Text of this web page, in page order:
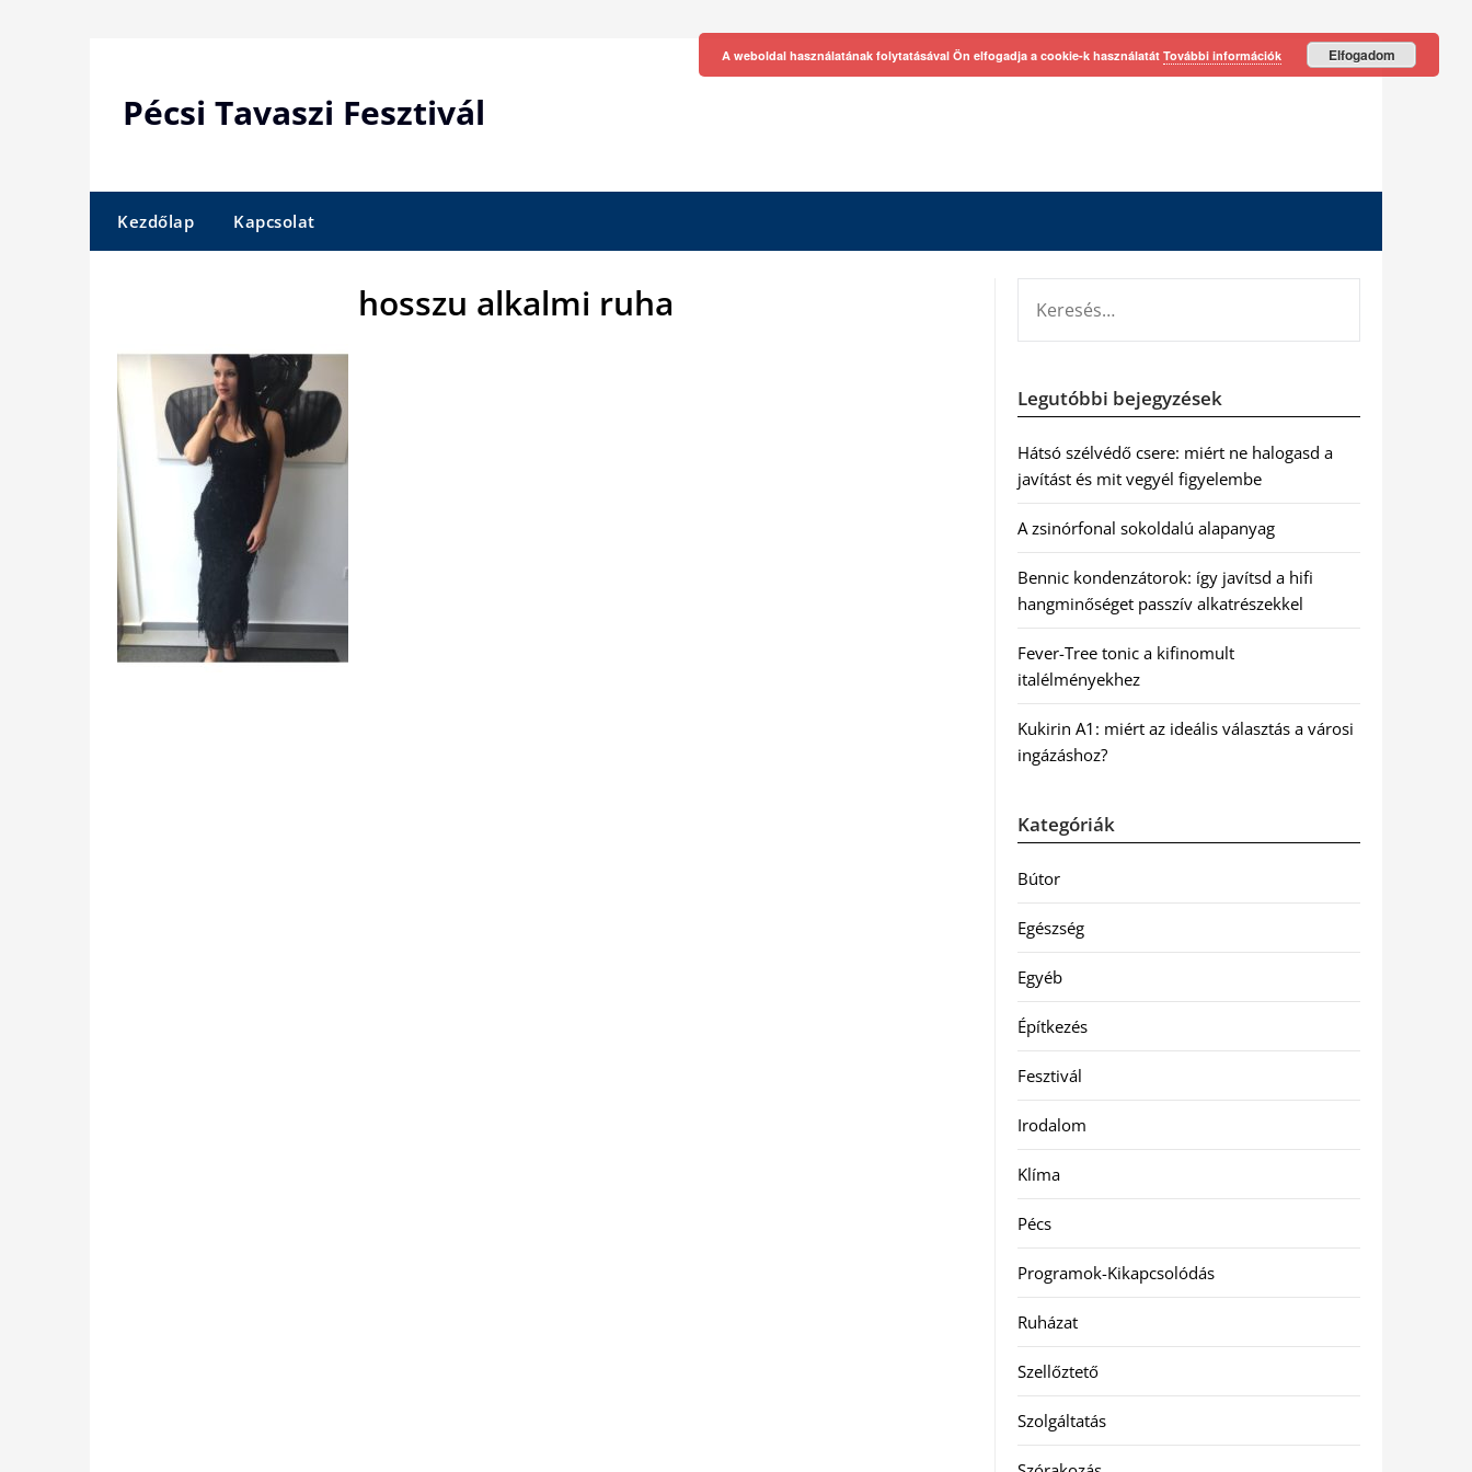
Pécsi Tavaszi Fesztivál
Kezdőlap Kapcsolat
hosszu alkalmi ruha
Legutóbbi bejegyzések
Hátsó szélvédő csere: miért ne halogasd a
javítást és mit vegyél figyelembe
A zsinórfonal sokoldalú alapanyag
Bennic kondenzátorok: így javítsd a hifi
hangminőséget passzív alkatrészekkel
Fever-Tree tonic a kifinomult
italélményekhez
Kukirin A1: miért az ideális választás a városi
ingázáshoz?
Kategóriák
Bútor
Egészség
Egyéb
Építkezés
Fesztivál
Irodalom
Klíma
Pécs
Programok-Kikapcsolódás
Ruházat
Szellőztető
Szolgáltatás
A weboldal használatának folytatásával Ön elfogadja a cookie-k használatát További információk Elfogadom